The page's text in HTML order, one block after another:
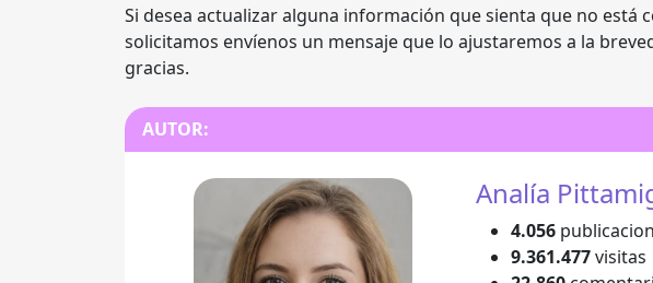
Si desea actualizar alguna información que sienta que no está
solicitamos envíenos un mensaje que lo ajustaremos a la
gracias.
AUTOR:
Analía
4.056
9.361.477visitas